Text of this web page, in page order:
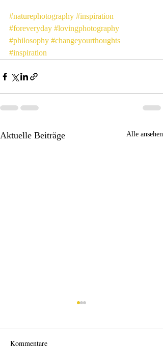
#naturephotography #inspiration
#foreveryday #lovingphotography
#philosophy #changeyourthoughts
#inspiration
Aktuelle Beiträge Alle ansehen
Kommentare